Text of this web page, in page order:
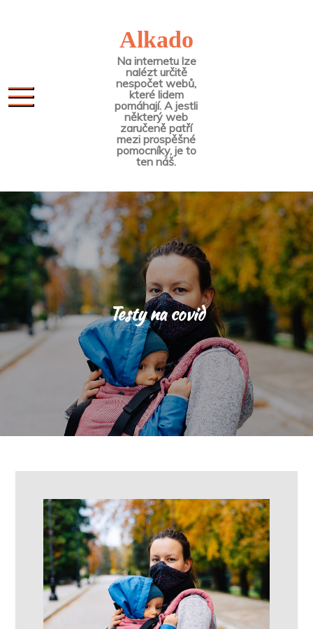
Alkado
Na internetu lze
nalézt určitě
nespočet webů,
které lidem
pomáhají. A jestli
některý web
zaručeně patří
mezi prospěšné
pomocníky, je to
ten náš.
Testy na covid